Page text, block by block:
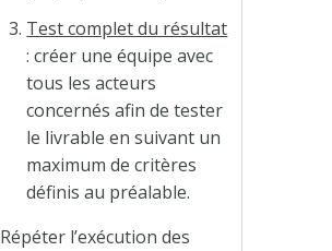
Test complet du résultat
: créer une équipe avec
tous les acteurs
concernés afin de tester
le livrable en suivant un
maximum de critères
définis au préalable.
Répéter l’exécution des